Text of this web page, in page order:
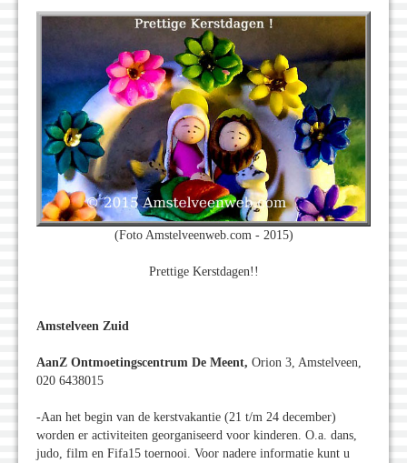
(Foto Amstelveenweb.com - 2015)
Prettige Kerstdagen!!
Amstelveen Zuid
AanZ Ontmoetingscentrum De Meent, Orion 3, Amstelveen,
020 6438015
-Aan het begin van de kerstvakantie (21 t/m 24 december)
worden er activiteiten georganiseerd voor kinderen. O.a. dans,
judo, film en Fifa15 toernooi. Voor nadere informatie kunt u